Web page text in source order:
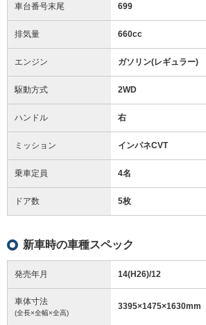
車台番号末尾 699
排気量 660cc
エンジン ガソリン(レギュラー)
駆動方式 2WD
ハンドル 右
ミッション インパネCVT
乗車定員 4名
ドア数 5枚
新車時の車種スペック
発売年月 14(H26)/12
車体寸法
(全長×全幅×全高)
3395×1475×1630mm